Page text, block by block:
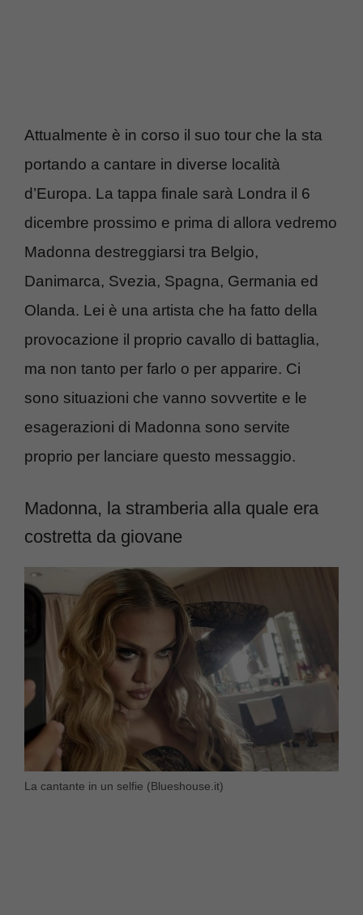
Attualmente è in corso il suo tour che la sta
portando a cantare in diverse località
d’Europa. La tappa finale sarà Londra il 6
dicembre prossimo e prima di allora vedremo
Madonna destreggiarsi tra Belgio,
Danimarca, Svezia, Spagna, Germania ed
Olanda. Lei è una artista che ha fatto della
provocazione il proprio cavallo di battaglia,
ma non tanto per farlo o per apparire. Ci
sono situazioni che vanno sovvertite e le
esagerazioni di Madonna sono servite
proprio per lanciare questo messaggio.
Madonna, la stramberia alla quale era
costretta da giovane
La cantante in un selfie (Blueshouse.it)